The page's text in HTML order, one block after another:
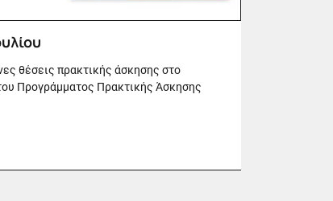
θέσεις πρακτικής άσκησης στο
Προγράμματος Πρακτικής Άσκησης